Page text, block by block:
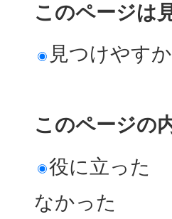
このページは
見つけやす
このページの
役に立った
なかった